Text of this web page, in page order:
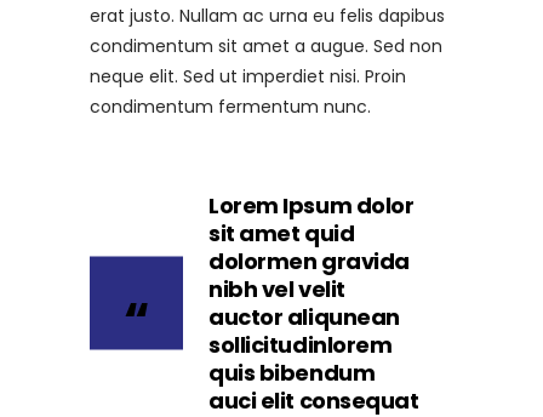
erat justo. Nullam ac urna eu felis dapibus
condimentum sit amet a augue. Sed non
neque elit. Sed ut imperdiet nisi. Proin
condimentum fermentum nunc.
Lorem Ipsum dolor
sit amet quid
dolormen gravida
nibh vel velit
auctor aliqunean
sollicitudinlorem
quis bibendum
auci elit consequat